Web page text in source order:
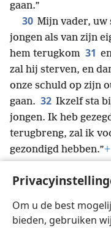
Om u de best
bieden, gebruiken
gaan.”
30 Mijn vader, uw
jongen als van zijn
hem terugkom 31
zal hij sterven, en
onze schuld op zijn
gaan. 32 Ikzelf sta
jongen. Ik heb
terugbreng, zal ik
gezondigd hebben.”+
zodat hij met zijn
verdriet dat mijn